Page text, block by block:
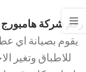
رقم شركة
يقوم بصيانة اي
للاطباق وتغير